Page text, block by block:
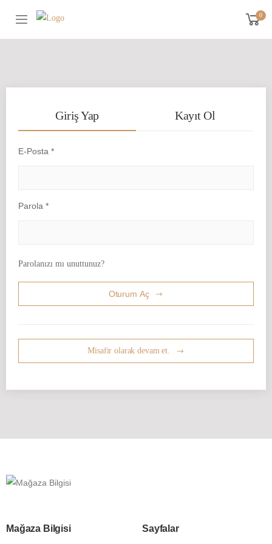
Navigasyon
0
Giriş Yap Kayıt Ol
E-Posta *
Parola *
Oturum Aç
Parolanızı mı unuttunuz?
Misafir olarak devam et.
Mağaza Bilgisi Sayfalar